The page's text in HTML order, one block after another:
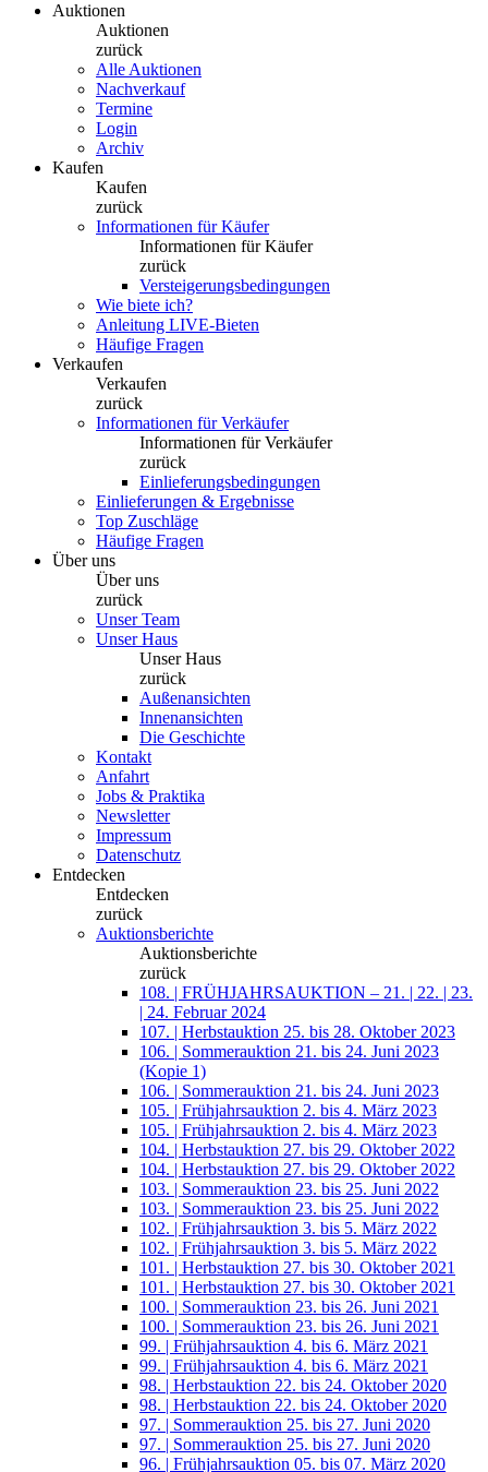
Auktionen
Auktionen
zurück
Alle Auktionen
Nachverkauf
Termine
Login
Archiv
Kaufen
Kaufen
zurück
Informationen für Käufer
Informationen für Käufer
zurück
Versteigerungsbedingungen
Wie biete ich?
Anleitung LIVE-Bieten
Häufige Fragen
Verkaufen
Verkaufen
zurück
Informationen für Verkäufer
Informationen für Verkäufer
zurück
Einlieferungsbedingungen
Einlieferungen & Ergebnisse
Top Zuschläge
Häufige Fragen
Über uns
Über uns
zurück
Unser Team
Unser Haus
Unser Haus
zurück
Außenansichten
Innenansichten
Die Geschichte
Kontakt
Anfahrt
Jobs & Praktika
Newsletter
Impressum
Datenschutz
Entdecken
Entdecken
zurück
Auktionsberichte
Auktionsberichte
zurück
108. | FRÜHJAHRSAUKTION – 21. | 22. | 23.
| 24. Februar 2024
107. | Herbstauktion 25. bis 28. Oktober 2023
106. | Sommerauktion 21. bis 24. Juni 2023
(Kopie 1)
106. | Sommerauktion 21. bis 24. Juni 2023
105. | Frühjahrsauktion 2. bis 4. März 2023
105. | Frühjahrsauktion 2. bis 4. März 2023
104. | Herbstauktion 27. bis 29. Oktober 2022
104. | Herbstauktion 27. bis 29. Oktober 2022
103. | Sommerauktion 23. bis 25. Juni 2022
103. | Sommerauktion 23. bis 25. Juni 2022
102. | Frühjahrsauktion 3. bis 5. März 2022
102. | Frühjahrsauktion 3. bis 5. März 2022
101. | Herbstauktion 27. bis 30. Oktober 2021
101. | Herbstauktion 27. bis 30. Oktober 2021
100. | Sommerauktion 23. bis 26. Juni 2021
100. | Sommerauktion 23. bis 26. Juni 2021
99. | Frühjahrsauktion 4. bis 6. März 2021
99. | Frühjahrsauktion 4. bis 6. März 2021
98. | Herbstauktion 22. bis 24. Oktober 2020
98. | Herbstauktion 22. bis 24. Oktober 2020
97. | Sommerauktion 25. bis 27. Juni 2020
97. | Sommerauktion 25. bis 27. Juni 2020
96. | Frühjahrsauktion 05. bis 07. März 2020